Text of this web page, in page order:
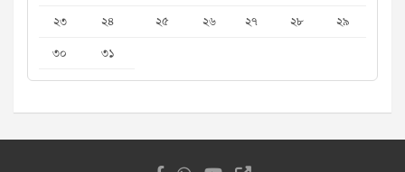
২৩
২৪ ২৫ ২৬ ২৭ ২৮
২৯
৩০
৩১